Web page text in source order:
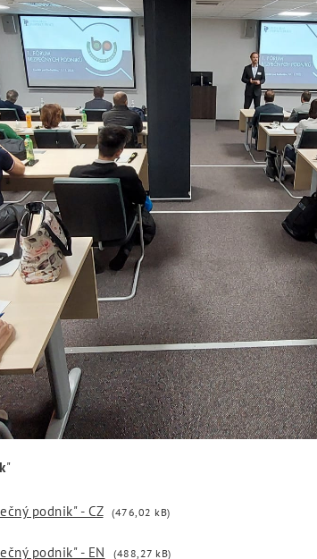
"
podnik" - CZ (476,02 kB)
podnik" - EN (488,27 kB)